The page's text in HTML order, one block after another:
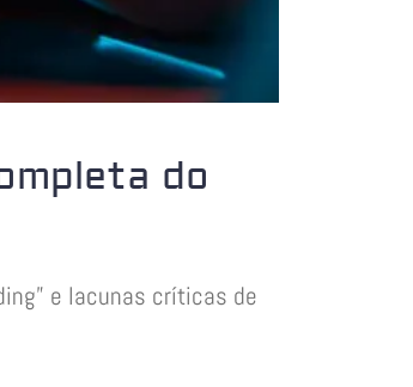
do
e lacunas críticas de